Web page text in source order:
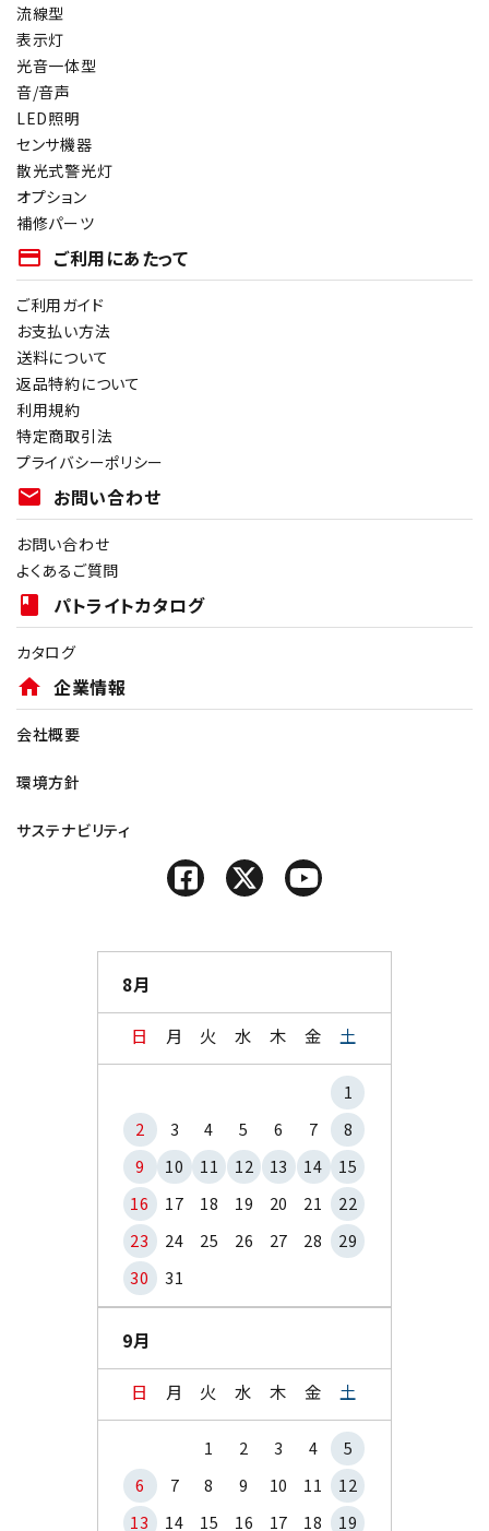
流線型
表示灯
光音一体型
音/音声
LED照明
センサ機器
散光式警光灯
オプション
補修パーツ
payment ご利用にあたって
ご利用ガイド
お支払い方法
送料について
返品特約について
利用規約
特定商取引法
プライバシーポリシー
mail お問い合わせ
お問い合わせ
よくあるご質問
book パトライトカタログ
カタログ
home 企業情報
会社概要
環境方針
サステナビリティ
8月
日 月 火 水 木 金 土
1
2
3 4 5 6 7
8
9
10 11 12 13 14
15
16
17 18 19 20 21
22
23
24 25 26 27 28
29
30
31
9月
日 月 火 水 木 金 土
1 2 3 4
5
6
7 8 9 10 11
12
13
14 15 16 17 18 19